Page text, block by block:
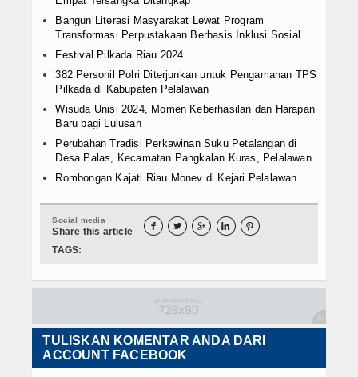
Bangun Literasi Masyarakat Lewat Program
Transformasi Perpustakaan Berbasis Inklusi Sosial
Festival Pilkada Riau 2024
382 Personil Polri Diterjunkan untuk Pengamanan TPS
Pilkada di Kabupaten Pelalawan
Wisuda Unisi 2024, Momen Keberhasilan dan Harapan
Baru bagi Lulusan
Perubahan Tradisi Perkawinan Suku Petalangan di
Desa Palas, Kecamatan Pangkalan Kuras, Pelalawan
Rombongan Kajati Riau Monev di Kejari Pelalawan
Social media
Share this article     
TAGS:
TULISKAN KOMENTAR ANDA DARI
ACCOUNT FACEBOOK